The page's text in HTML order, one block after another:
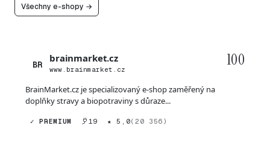
Všechny e-shopy →
BR
brainmarket.cz
www.brainmarket.cz
100
BrainMarket.cz je specializovaný e-shop zaměřený na
doplňky stravy a biopotraviny s důraze...
✓ PREMIUM 19 ★ 5,0(20 356)